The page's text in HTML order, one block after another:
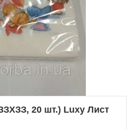
20 шт.) Luxy Лист